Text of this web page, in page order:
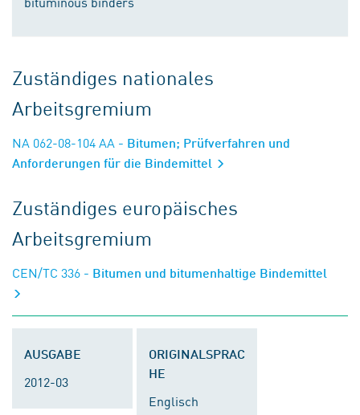
Zuständiges nationales
Arbeitsgremium
NA 062-08-104 AA - Bitumen; Prüfverfahren und
Anforderungen für die Bindemittel
Zuständiges europäisches
Arbeitsgremium
CEN/TC 336 - Bitumen und bitumenhaltige Bindemittel
AUSGABE
2012-03
ORIGINALSPRAC
HE
Englisch